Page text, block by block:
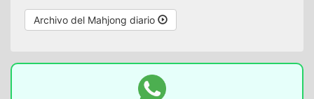
Archivo del Mahjong diario